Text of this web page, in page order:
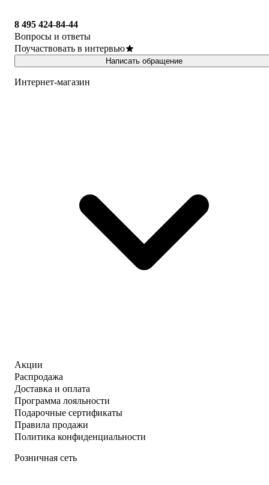
8 495 424-84-44
Вопросы и ответы
Поучаствовать в интервью
Написать обращение
Интернет-магазин
Акции
Распродажа
Доставка и оплата
Программа лояльности
Подарочные сертификаты
Правила продажи
Политика конфиденциальности
Розничная сеть